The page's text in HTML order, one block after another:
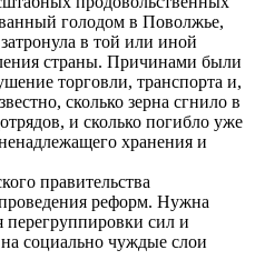
голодом в Поволжье,
в той или иной
страны. Причинами были
торговли, транспорта и,
сколько зерна сгнило в
и сколько погибло уже
хранения и
правительства
реформ. Нужна
перегруппировки сил и
социально чуждые слои